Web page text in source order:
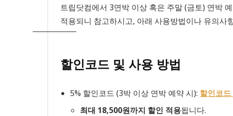
트립닷컴에서 3연박 이상 혹은 주말 (금토) 연박
적용되니 참고하시고, 아래 사용방법이나 유의사
할인코드 및 사용 방법
5% 할인코드 (3박 이상 연박 예약 시): 할인코
최대 18,500원까지 할인 적용됩니다.